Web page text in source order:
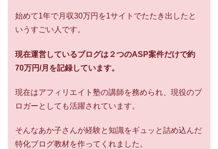
始めて1年で月収30万円を1サイトでたたき出したと
いうすごい人です。
現在運営しているブログは２つのASP案件だけで約
70万円/月を記録しています。
現在はアフィリエイト塾の講師を務められ、現役のブ
ロガーとしても活躍されています。
そんなあか子さんが経験と知識をギュッと詰め込んだ
特化ブログ教材を作ってくれました。